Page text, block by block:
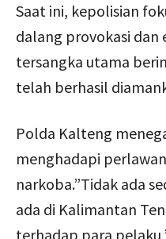
Saat ini, kepolisian
dalang provokasi dan
tersangka utama
telah berhasil
Polda Kalteng
menghadapi
narkoba.”Tidak ada
ada di Kalimantan
terhadap para